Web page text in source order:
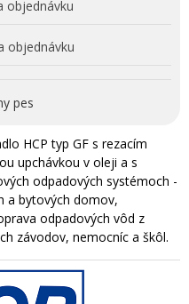
objednávku
objednávku
pes
HCP typ GF s rezacím
upchávkou v oleji a s
odpadových systémoch -
a bytových domov,
odpadových vôd z
závodov, nemocníc a škôl.